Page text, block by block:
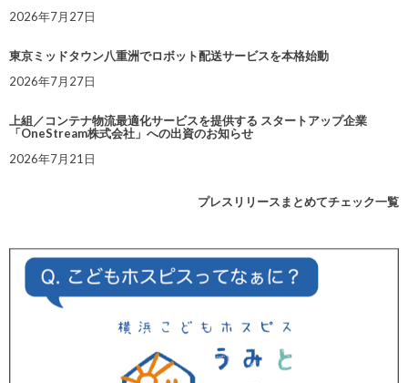
2026年7月27日
東京ミッドタウン八重洲でロボット配送サービスを本格始動
2026年7月27日
上組／コンテナ物流最適化サービスを提供する スタートアップ企業
「OneStream株式会社」への出資のお知らせ
2026年7月21日
プレスリリースまとめてチェック一覧